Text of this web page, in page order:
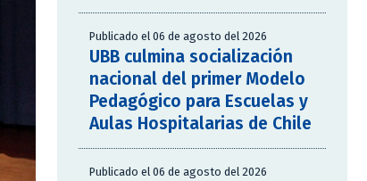
Publicado el 06 de agosto del 2026
UBB culmina socialización
nacional del primer Modelo
Pedagógico para Escuelas y
Aulas Hospitalarias de Chile
Publicado el 06 de agosto del 2026